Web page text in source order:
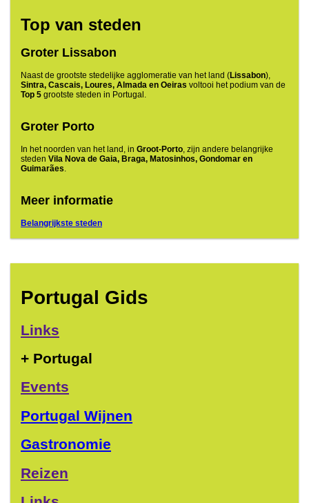
Top van steden
Groter Lissabon
Naast de grootste stedelijke agglomeratie van het land (Lissabon),
Sintra, Cascais, Loures, Almada en Oeiras voltooi het podium van de
Top 5 grootste steden in Portugal.
Groter Porto
In het noorden van het land, in Groot-Porto, zijn andere belangrijke
steden Vila Nova de Gaia, Braga, Matosinhos, Gondomar en
Guimarães.
Meer informatie
Belangrijkste steden
Portugal Gids
Links
+ Portugal
Events
Portugal Wijnen
Gastronomie
Reizen